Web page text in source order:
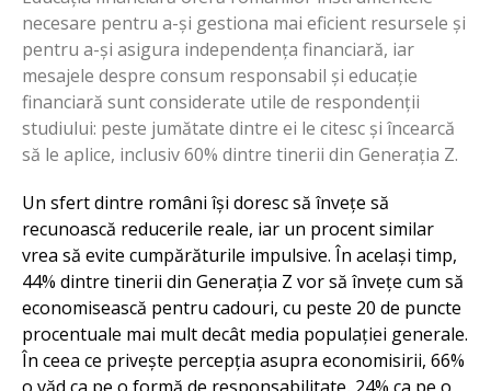
necesare pentru a-și gestiona mai eficient resursele și
pentru a-și asigura independența financiară, iar
mesajele despre consum responsabil și educație
financiară sunt considerate utile de respondenții
studiului: peste jumătate dintre ei le citesc și încearcă
să le aplice, inclusiv 60% dintre tinerii din Generația Z.
Un sfert dintre români își doresc să învețe să
recunoască reducerile reale, iar un procent similar
vrea să evite cumpărăturile impulsive. În același timp,
44% dintre tinerii din Generația Z vor să învețe cum să
economisească pentru cadouri, cu peste 20 de puncte
procentuale mai mult decât media populației generale.
În ceea ce privește percepția asupra economisirii, 66%